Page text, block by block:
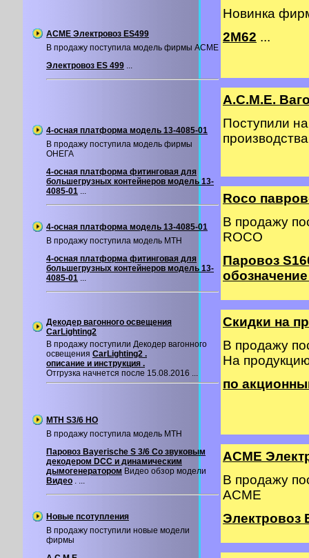
ACME Электровоз ES499
В продажу поступила модель фирмы ACME
Электровоз ES 499 ...
4-осная платформа модель 13-4085-01
В продажу поступила модель фирмы
ОНЕГА
4-осная платформа фитинговая для
большегрузных контейнеров модель 13-
4085-01 ...
4-осная платформа модель 13-4085-01
В продажу поступила модель MTH
4-осная платформа фитинговая для
большегрузных контейнеров модель 13-
4085-01 ...
Декодер вагонного освещения
CarLighting2
В продажу поступили Декодер вагонного
освещения CarLighting2 .
описание и инструкция .
Отгрузка начнется после 15.08.2016 ...
MTH S3/6 HO
В продажу поступила модель MTH
Паровоз Bayerische S 3/6 Со звуковым
декодером DCC и динамическим
дымогенератором Видео обзор модели
Видео . ...
Новые псотупления
В продажу поступили новые модели
фирмы
Новинка
2М62 ...
A.C.M.E.
Поступили
Roco
В продажу
ROCO
Паровоз
Скидки на
В продажу
На
по
ACME
В продажу
ACME
Электровоз